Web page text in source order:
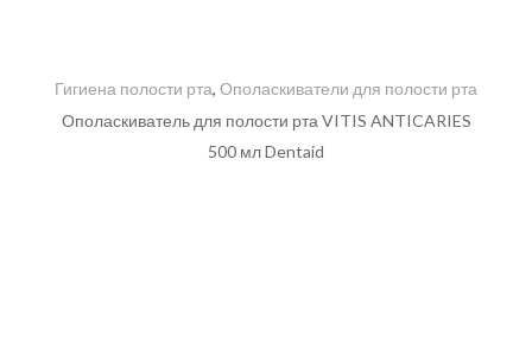
Гигиена полости рта, Ополаскиватели для полости рта
Ополаскиватель для полости рта VITIS ANTICARIES
500 мл Dentaid